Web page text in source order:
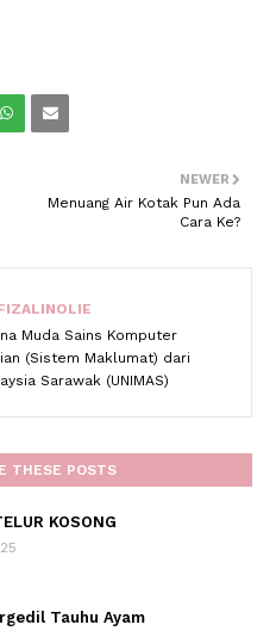
NEWER
Menuang Air Kotak Pun Ada
Cara Ke?
Muda Sains Komputer
(Sistem Maklumat) dari
Sarawak (UNIMAS)
THESE POSTS
KOSONG
Tauhu Ayam